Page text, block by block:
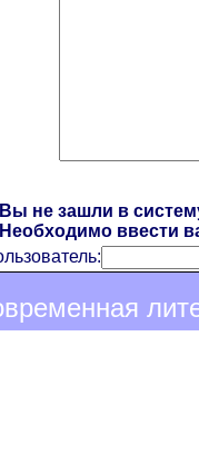
Вы не зашли в
Необходимо ввести